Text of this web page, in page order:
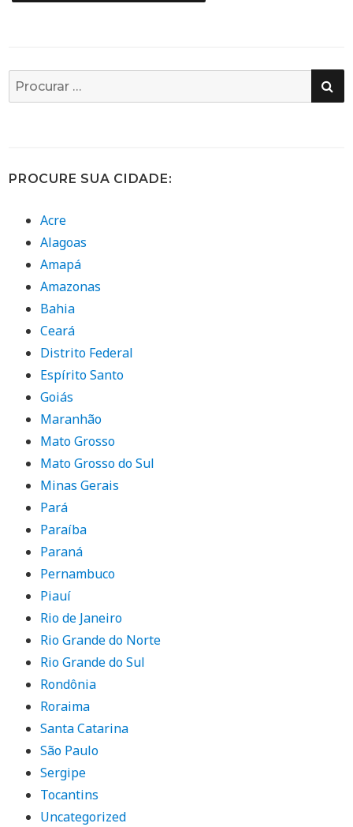
Busca
por:
PROCURE SUA CIDADE:
Acre
Alagoas
Amapá
Amazonas
Bahia
Ceará
Distrito Federal
Espírito Santo
Goiás
Maranhão
Mato Grosso
Mato Grosso do Sul
Minas Gerais
Pará
Paraíba
Paraná
Pernambuco
Piauí
Rio de Janeiro
Rio Grande do Norte
Rio Grande do Sul
Rondônia
Roraima
Santa Catarina
São Paulo
Sergipe
Tocantins
Uncategorized